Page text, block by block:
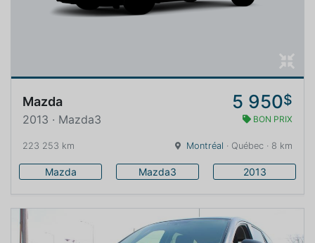
Mazda 5 950$
2013 · Mazda3 BON PRIX
223 253 km Montréal · Québec · 8 km
Mazda Mazda3 2013